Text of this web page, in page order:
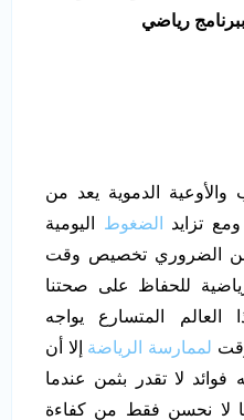
الدموية يعد من
تزايد
الضغوط اليومية
من الضروري تخصيص وقت
للحفاظ على صحتنا
العالم المتسارع يواجه
لممارسة الرياضة إلا أن
لا تقدر بثمن عندما
لا نحسن فقط من كفاءة